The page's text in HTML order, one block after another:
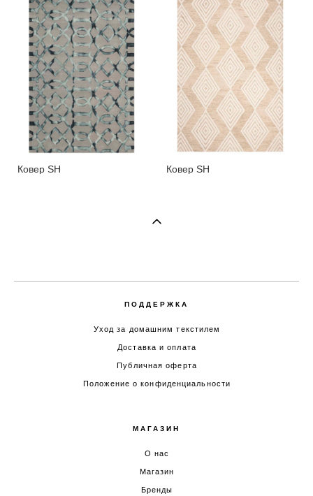
Ковер SH Ковер SH
ПОДДЕРЖКА
Уход за домашним текстилем
Доставка и оплата
Публичная оферта
Положение о конфиденциальности
МАГАЗИН
О нас
Магазин
Бренды